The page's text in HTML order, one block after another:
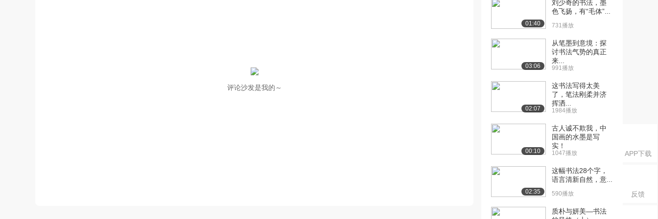
APP下载
反馈
评论沙发是我的～
01:40
刘少奇的书法，墨
色飞扬，有“毛体”...
731播放
03:06
从笔墨到意境：探
讨书法气势的真正
来...
991播放
02:07
这书法写得太美
了，笔法刚柔并济
挥洒...
1984播放
00:10
古人诚不欺我，中
国画的水墨是写
实！
1047播放
02:35
这幅书法28个字，
语言清新自然，意...
590播放
质朴与妍美—书法